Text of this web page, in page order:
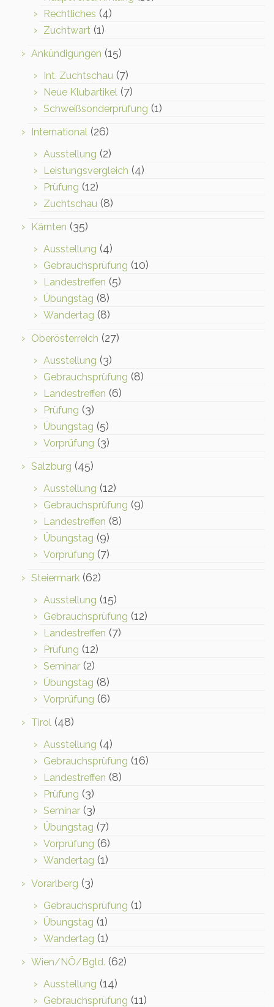
Rechtliches (4)
Zuchtwart (1)
Ankündigungen (15)
Int. Zuchtschau (7)
Neue Klubartikel (7)
Schweißsonderprüfung (1)
International (26)
Ausstellung (2)
Leistungsvergleich (4)
Prüfung (12)
Zuchtschau (8)
Kärnten (35)
Ausstellung (4)
Gebrauchsprüfung (10)
Landestreffen (5)
Übungstag (8)
Wandertag (8)
Oberösterreich (27)
Ausstellung (3)
Gebrauchsprüfung (8)
Landestreffen (6)
Prüfung (3)
Übungstag (5)
Vorprüfung (3)
Salzburg (45)
Ausstellung (12)
Gebrauchsprüfung (9)
Landestreffen (8)
Übungstag (9)
Vorprüfung (7)
Steiermark (62)
Ausstellung (15)
Gebrauchsprüfung (12)
Landestreffen (7)
Prüfung (12)
Seminar (2)
Übungstag (8)
Vorprüfung (6)
Tirol (48)
Ausstellung (4)
Gebrauchsprüfung (16)
Landestreffen (8)
Prüfung (3)
Seminar (3)
Übungstag (7)
Vorprüfung (6)
Wandertag (1)
Vorarlberg (3)
Gebrauchsprüfung (1)
Übungstag (1)
Wandertag (1)
Wien/NÖ/Bgld. (62)
Ausstellung (14)
Gebrauchsprüfung (11)